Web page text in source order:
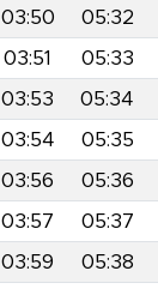
03:50 05:32
03:51 05:33
03:53 05:34
03:54 05:35
03:56 05:36
03:57 05:37
03:59 05:38